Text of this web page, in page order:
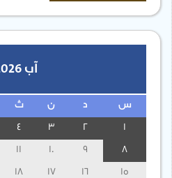
آب 2026
س ن ث
3
15
16
17
18